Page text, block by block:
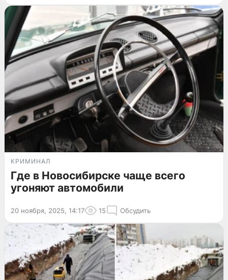
КРИМИНАЛ
Где в Новосибирске чаще всего
угоняют автомобили
20 ноября, 2025, 14:17 15 Обсудить